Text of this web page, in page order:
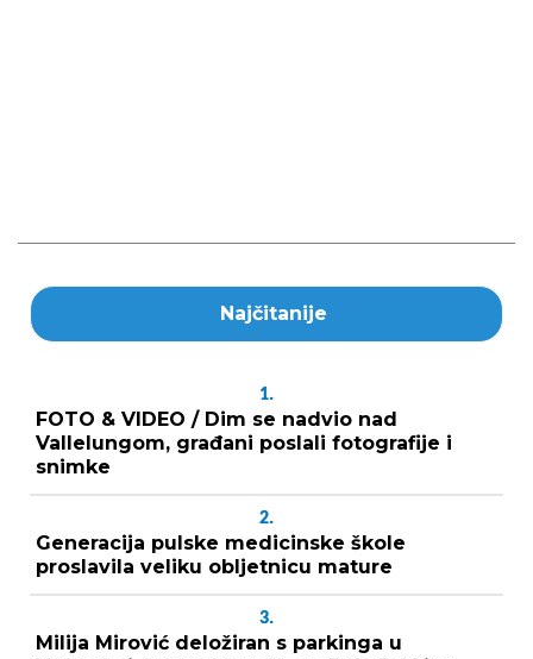
Najčitanije
1.
FOTO & VIDEO / Dim se nadvio nad
Vallelungom, građani poslali fotografije i
snimke
2.
Generacija pulske medicinske škole
proslavila veliku obljetnicu mature
3.
Milija Mirović deložiran s parkinga u